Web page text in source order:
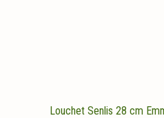
Louchet Senlis 28 cm